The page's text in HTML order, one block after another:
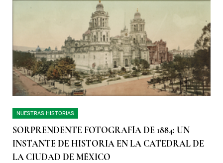
NUESTRAS HISTORIAS
SORPRENDENTE FOTOGRAFÍA DE 1884: UN
INSTANTE DE HISTORIA EN LA CATEDRAL DE
LA CIUDAD DE MÉXICO